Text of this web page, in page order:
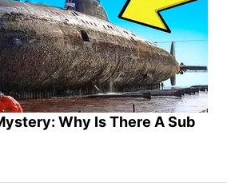
Why Is There A Sub